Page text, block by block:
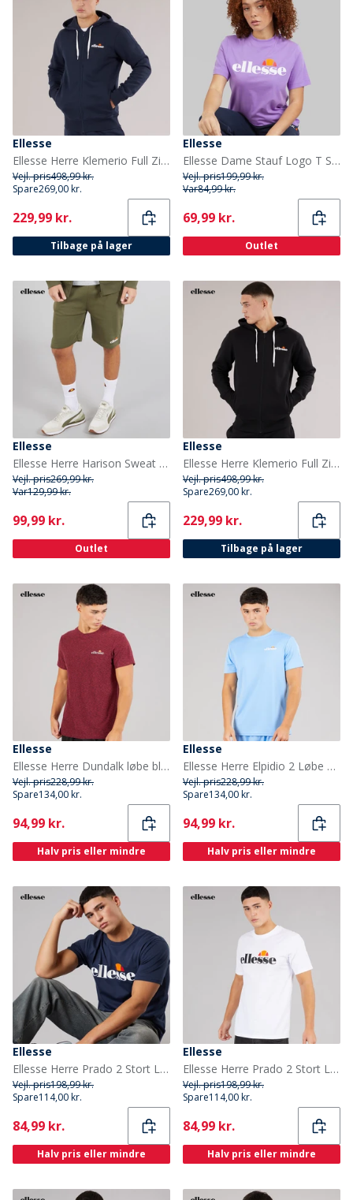
Ellesse
Ellesse Herre Klemerio Full Zip Hættetrøje Navy
Vejl. pris498,99 kr.
Spare269,00 kr.
Current
229,99 kr.
Tilbage på lager
Ellesse
Ellesse Dame Stauf Logo T Shirt Lilla
Vejl. pris199,99 kr.
Var84,99 kr.
Current
69,99 kr.
Outlet
Ellesse
Ellesse Herre Harison Sweat Shorts Khaki
Vejl. pris269,99 kr.
Var129,99 kr.
Current
99,99 kr.
Outlet
Ellesse
Ellesse Herre Klemerio Full Zip Hættetrøje Sort
Vejl. pris498,99 kr.
Spare269,00 kr.
Current
229,99 kr.
Tilbage på lager
Ellesse
Ellesse Herre Dundalk løbe bluse Burgundy Marl
Vejl. pris228,99 kr.
Spare134,00 kr.
Current
94,99 kr.
Halv pris eller mindre
Ellesse
Ellesse Herre Elpidio 2 Løbe T-shirt Blå
Vejl. pris228,99 kr.
Spare134,00 kr.
Current
94,99 kr.
Halv pris eller mindre
Ellesse
Ellesse Herre Prado 2 Stort Logo T Shirt Navy
Vejl. pris198,99 kr.
Spare114,00 kr.
Current
84,99 kr.
Halv pris eller mindre
Ellesse
Ellesse Herre Prado 2 Stort Logo T Shirt Hvid
Vejl. pris198,99 kr.
Spare114,00 kr.
Current
84,99 kr.
Halv pris eller mindre